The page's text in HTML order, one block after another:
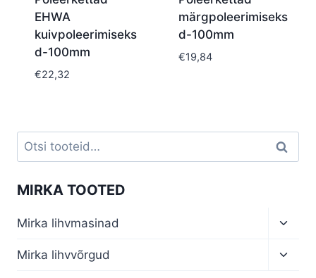
EHWA
kuivpoleerimiseks
d-100mm
€22,32
märgpoleerimiseks
d-100mm
€19,84
Otsi: Otsi
MIRKA TOOTED
Mirka lihvmasinad
menu
Mirka lihvvõrgud